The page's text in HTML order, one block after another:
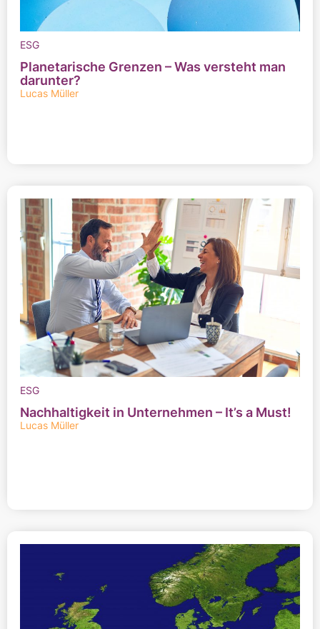
ESG
Planetarische Grenzen – Was versteht man
darunter?
Lucas Müller
ESG
Nachhaltigkeit in Unternehmen – It’s a Must!
Lucas Müller